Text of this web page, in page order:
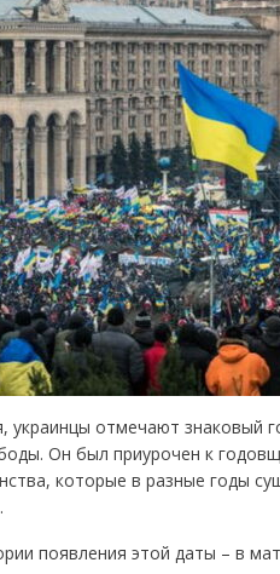
украинцы отмечают знаковый
Он был приурочен к
которые в разные годы
появления этой даты – в